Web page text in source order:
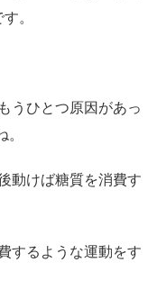
。
うひとつ原因があっ
動けば糖質を消費す
するような運動をす